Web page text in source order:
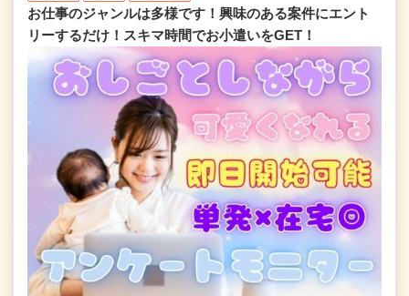
お仕事のジャンルは多様です！興味のある案件にエント
リーするだけ！スキマ時間でお小遣いをGET！